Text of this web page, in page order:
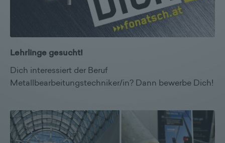
Lehrlinge gesucht!
Dich interessiert der Beruf
Metallbearbeitungstechniker/in? Dann bewerbe Dich!
Datenschutzerklärung